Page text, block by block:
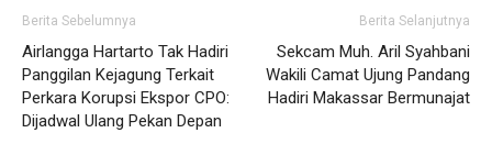
Berita Sebelumnya
Airlangga Hartarto Tak Hadiri
Panggilan Kejagung Terkait
Perkara Korupsi Ekspor CPO:
Dijadwal Ulang Pekan Depan
Berita Selanjutnya
Sekcam Muh. Aril Syahbani
Wakili Camat Ujung Pandang
Hadiri Makassar Bermunajat